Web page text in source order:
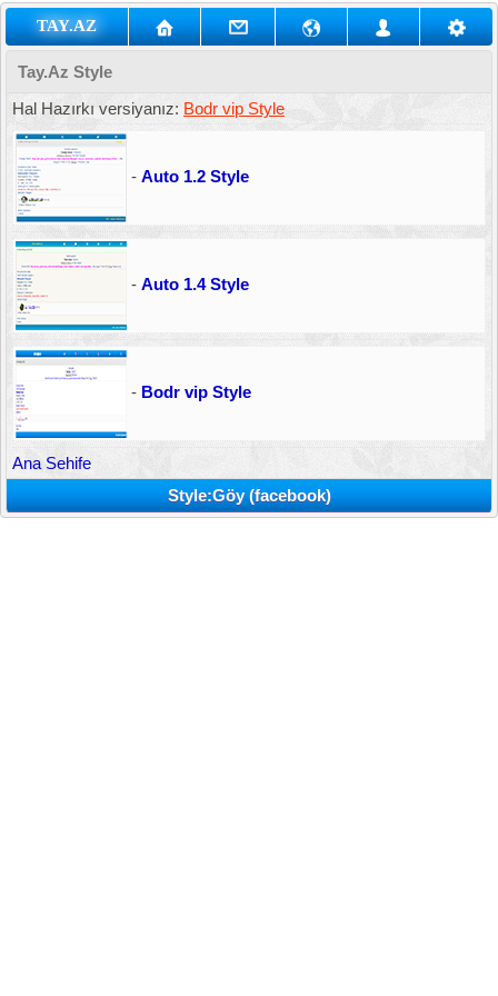
TAY.AZ
Tay.Az Style
Hal Hazırkı versiyanız: Bodr vip Style
- Auto 1.2 Style
- Auto 1.4 Style
- Bodr vip Style
Ana Sehife
Style:Göy (facebook)